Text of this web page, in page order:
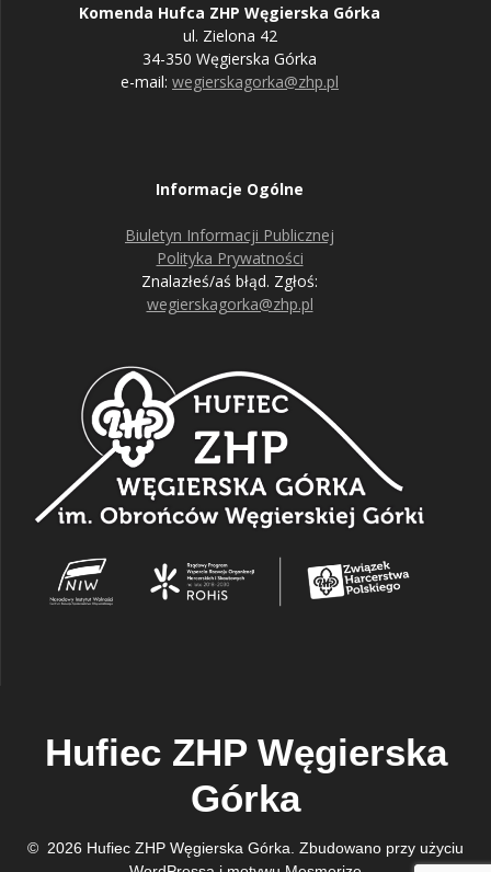
Komenda Hufca ZHP Węgierska Górka
ul. Zielona 42
34-350 Węgierska Górka
e-mail: wegierskagorka@zhp.pl
Informacje Ogólne
Biuletyn Informacji Publicznej
Polityka Prywatności
Znalazłeś/aś błąd. Zgłoś:
wegierskagorka@zhp.pl
Hufiec ZHP Węgierska
Górka
© 2026 Hufiec ZHP Węgierska Górka. Zbudowano przy użyciu